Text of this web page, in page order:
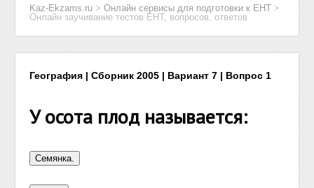
Kaz-Ekzams.ru >Онлайн сервисы для подготовки к ЕНТ >
Онлайн заучивание тестов ЕНТ, вопросов, ответов
География | Сборник 2005 | Вариант 7 | Вопрос 1
У осота плод называется: